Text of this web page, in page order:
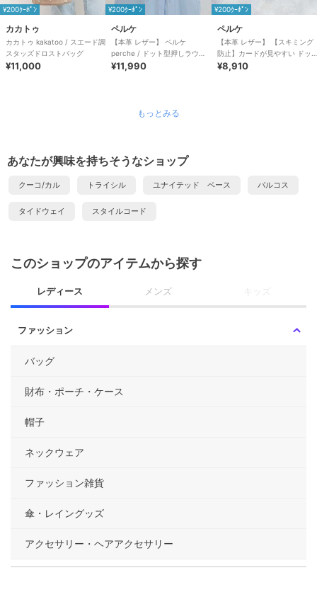
¥200ｸｰﾎﾟﾝ
カカトゥ
カカトゥ kakatoo / スエード調
スタッズドロストバッグ
¥11,000
¥200ｸｰﾎﾟﾝ
ペルケ
【本革 レザー】 ペルケ
perche / ドット型押しラウン
ドパームフィット財布
¥11,990
¥200ｸｰﾎﾟﾝ
ペルケ
【本革 レザー】 【スキミング
防止】カードが見やすい ドッ
ト型押し・ジャバラカードウォ
¥8,910
もっとみる
あなたが興味を持ちそうなショップ
クーコ/カル トライシル ユナイテッド ベース バルコス
タイドウェイ スタイルコード
このショップのアイテムから探す
レディース メンズ キッズ
ファッション
バッグ
財布・ポーチ・ケース
帽子
ネックウェア
ファッション雑貨
傘・レイングッズ
アクセサリー・ヘアアクセサリー